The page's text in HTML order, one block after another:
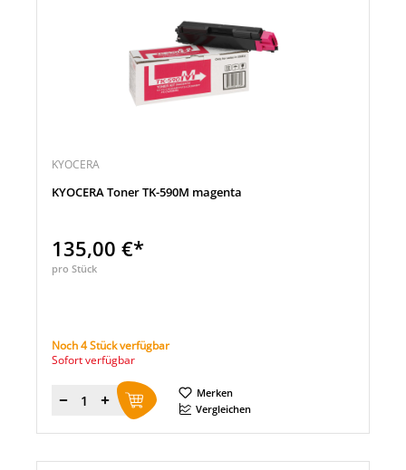
KYOCERA
KYOCERA Toner TK-590M magenta
135,00 €*
pro Stück
Noch 4 Stück verfügbar
Sofort verfügbar
Menge
Merken
Vergleichen